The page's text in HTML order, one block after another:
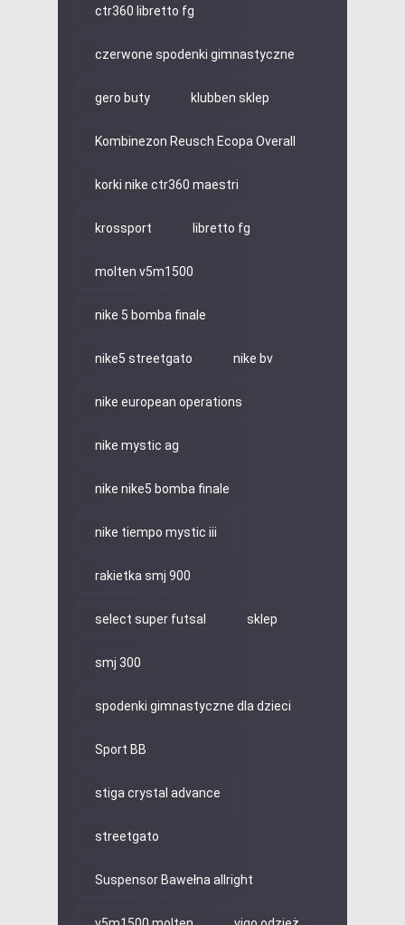
ctr360 libretto fg
czerwone spodenki gimnastyczne
gero buty klubben sklep
Kombinezon Reusch Ecopa Overall
korki nike ctr360 maestri
krossport libretto fg
molten v5m1500
nike 5 bomba finale
nike5 streetgato nike bv
nike european operations
nike mystic ag
nike nike5 bomba finale
nike tiempo mystic iii
rakietka smj 900
select super futsal sklep
smj 300
spodenki gimnastyczne dla dzieci
Sport BB
stiga crystal advance
streetgato
Suspensor Bawełna allright